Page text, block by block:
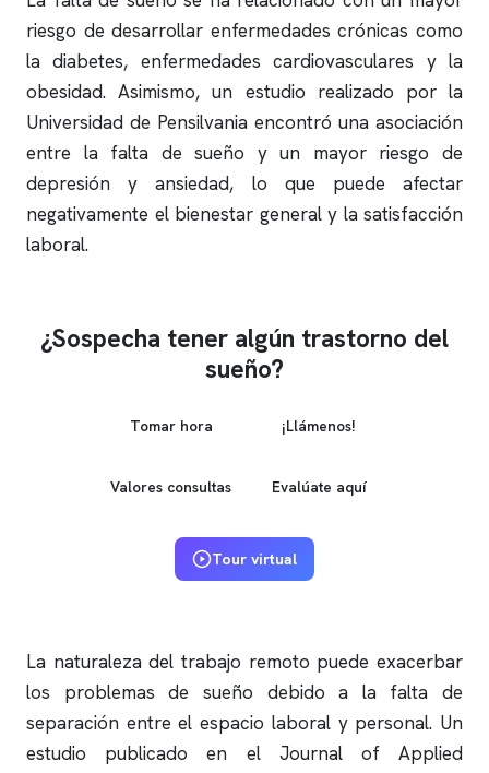
riesgo de desarrollar enfermedades crónicas como
la diabetes, enfermedades cardiovasculares y la
obesidad. Asimismo, un estudio realizado por la
Universidad de Pensilvania encontró una asociación
entre la falta de sueño y un mayor riesgo de
depresión y ansiedad, lo que puede afectar
negativamente el bienestar general y la satisfacción
laboral.
¿Sospecha tener algún trastorno del
sueño?
Tomar hora ¡Llámenos!
Valores consultas Evalúate aquí
Tour virtual
La naturaleza del trabajo remoto puede exacerbar
los problemas de sueño debido a la falta de
separación entre el espacio laboral y personal. Un
estudio publicado en el Journal of Applied